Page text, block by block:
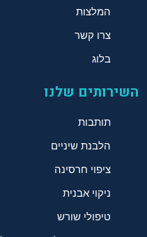
המלצות
צרו קשר
בלוג
השירותים שלנו
תותבות
הלבנת שיניים
ציפוי חרסינה
ניקוי אבנית
טיפולי שורש